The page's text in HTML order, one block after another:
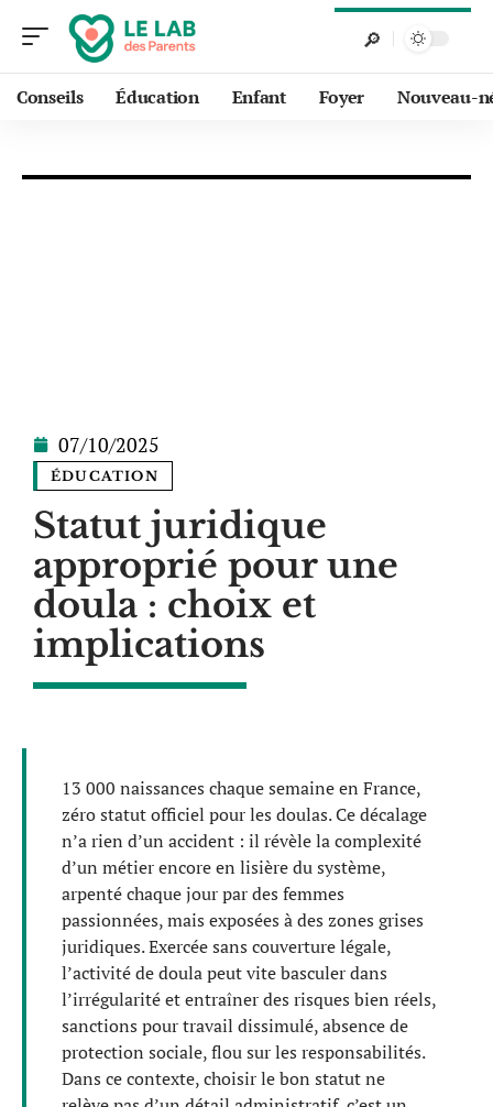
Conseils Éducation Enfant Foyer Nouveau-
07/10/2025
ÉDUCATION
Statut juridique
approprié pour une
doula : choix et
implications
13 000 naissances chaque semaine en France,
zéro statut officiel pour les doulas. Ce décalage
n’a rien d’un accident : il révèle la complexité
d’un métier encore en lisière du système,
arpenté chaque jour par des femmes
passionnées, mais exposées à des zones grises
juridiques. Exercée sans couverture légale,
l’activité de doula peut vite basculer dans
l’irrégularité et entraîner des risques bien réels,
sanctions pour travail dissimulé, absence de
protection sociale, flou sur les responsabilités.
Dans ce contexte, choisir le bon statut ne